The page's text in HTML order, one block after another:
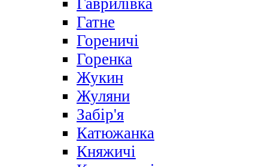
Гаврилівка
Гатне
Гореничі
Горенка
Жукин
Жуляни
Забір'я
Катюжанка
Княжичі